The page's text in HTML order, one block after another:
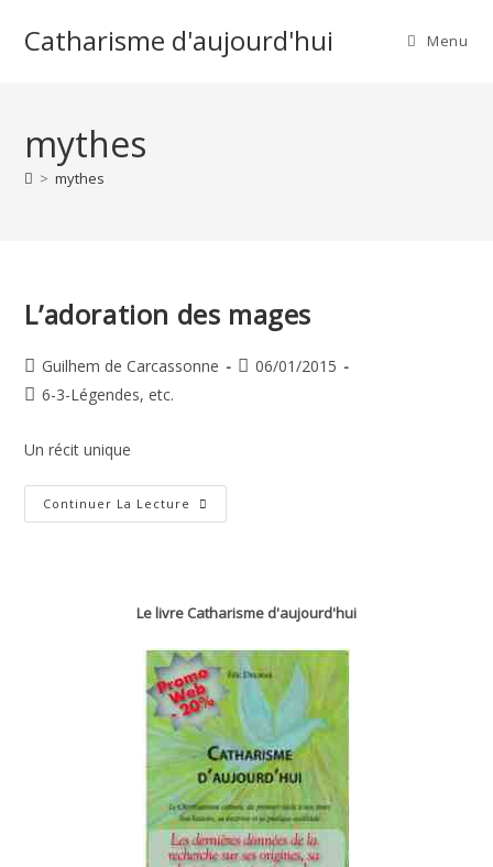
Catharisme d'aujourd'hui Menu
mythes
> mythes
L’adoration des mages
Auteur/autrice
de
Guilhem de Carcassonne
Publication
06/01/2015
Post6-3-Légendes, etc.
Un récit unique
Continuer La Lecture L’adoration
Des
Le livre Catharisme d'aujourd'hui